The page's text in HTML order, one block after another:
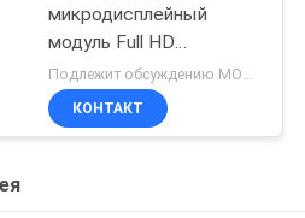
микродисплейный
модуль Full HD
1920x1080 с углом
обзора 40° и высоким
контрастом 200:1 для
Подлежит обсуждению MOQ:50 шт
КОНТАКТ